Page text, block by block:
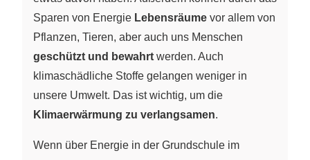
Sparen von Energie Lebensräume vor allem von
Pflanzen, Tieren, aber auch uns Menschen
geschützt und bewahrt werden. Auch
klimaschädliche Stoffe gelangen weniger in
unsere Umwelt. Das ist wichtig, um die
Klimaerwärmung zu verlangsamen.
Wenn über Energie in der Grundschule im